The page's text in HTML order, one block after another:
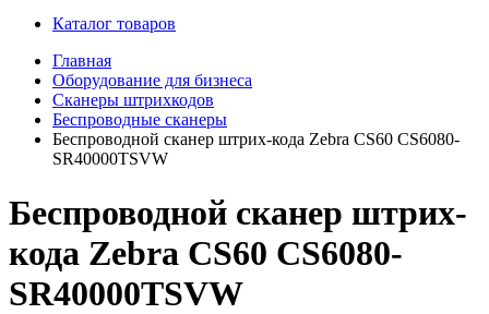
Каталог товаров
Главная
Оборудование для бизнеса
Сканеры штрихкодов
Беспроводные сканеры
Беспроводной сканер штрих-кода Zebra CS60 CS6080-
SR40000TSVW
Беспроводной сканер штрих-
кода Zebra CS60 CS6080-
SR40000TSVW